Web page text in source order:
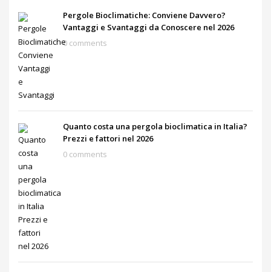
Pergole Bioclimatiche: Conviene Davvero?
Vantaggi e Svantaggi da Conoscere nel 2026
0 comments
Quanto costa una pergola bioclimatica in Italia?
Prezzi e fattori nel 2026
0 comments